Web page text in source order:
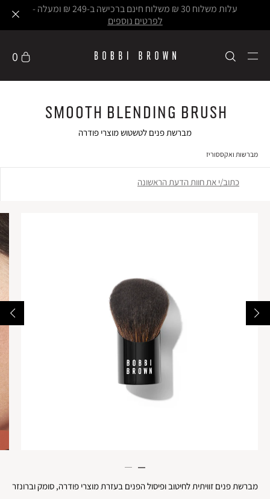
עלות משלוח 30 ₪ משלוח חינם ברכישה ב-249 ₪ ומעלה -
לפרטים נוספים
0
Smooth Blending Brush
מברשת פנים לטשטוש מוצרי פודרה
מברשות ואקססוריז
כתוב/י את חוות הדעת הראשונה
מברשת פנים זוויתית לחיטוב ופיסול הפנים בעזרת מוצרי פודרה, סומק וברונזר